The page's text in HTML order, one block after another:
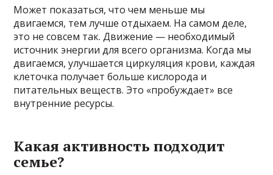
Может показаться, что чем меньше мы
двигаемся, тем лучше отдыхаем. На самом деле,
это не совсем так. Движение — необходимый
источник энергии для всего организма. Когда мы
двигаемся, улучшается циркуляция крови, каждая
клеточка получает больше кислорода и
питательных веществ. Это «пробуждает» все
внутренние ресурсы.
Какая активность подходит
семье?